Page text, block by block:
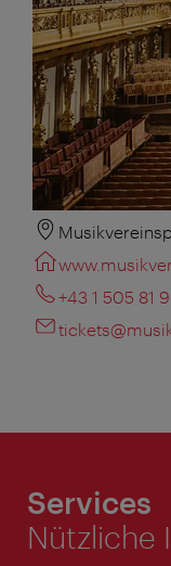
+43 1 505 81
Services
Nützliche